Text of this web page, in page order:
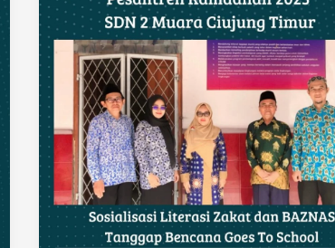
dan
Baznas
Tanggap
Bencana
(BTB)
Goes
to
School
di
SDN